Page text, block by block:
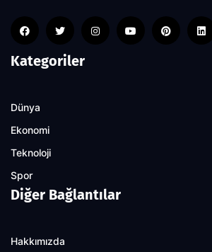
Kategoriler
Dünya
Ekonomi
Teknoloji
Spor
Diğer Bağlantılar
Hakkımızda